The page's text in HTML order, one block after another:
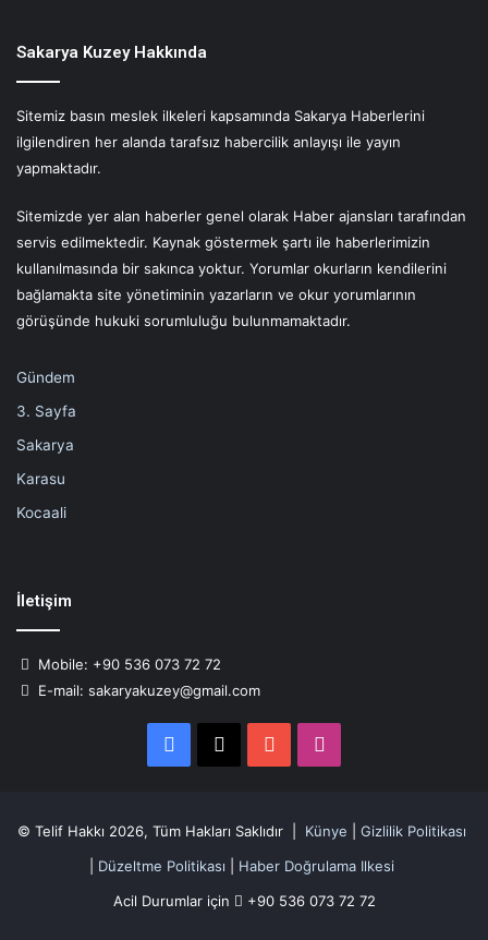
Sakarya Kuzey Hakkında
Sitemiz basın meslek ilkeleri kapsamında Sakarya Haberlerini
ilgilendiren her alanda tarafsız habercilik anlayışı ile yayın
yapmaktadır.
Sitemizde yer alan haberler genel olarak Haber ajansları tarafından
servis edilmektedir. Kaynak göstermek şartı ile haberlerimizin
kullanılmasında bir sakınca yoktur. Yorumlar okurların kendilerini
bağlamakta site yönetiminin yazarların ve okur yorumlarının
görüşünde hukuki sorumluluğu bulunmamaktadır.
Gündem
3. Sayfa
Sakarya
Karasu
Kocaali
İletişim
Mobile: +90 536 073 72 72
E-mail: sakaryakuzey@gmail.com
Facebook YouTube
© Telif Hakkı 2026, Tüm Hakları Saklıdır | Künye
Gizlilik Politikası
Düzeltme Politikası
Haber Doğrulama Ilkesi
Acil Durumlar için
+90 536 073 72 72